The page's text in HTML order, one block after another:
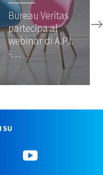
Bureau Veritas
partecipa al
webinar di A.P.I.
-…
SU